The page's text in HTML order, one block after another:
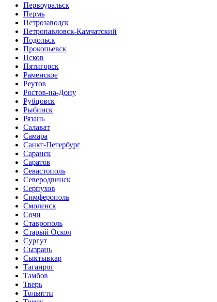
Первоуральск
Пермь
Петрозаводск
Петропавловск-Камчатский
Подольск
Прокопьевск
Псков
Пятигорск
Раменское
Реутов
Ростов-на-Дону
Рубцовск
Рыбинск
Рязань
Салават
Самара
Санкт-Петербург
Саранск
Саратов
Севастополь
Северодвинск
Серпухов
Симферополь
Смоленск
Сочи
Ставрополь
Старый Оскол
Сургут
Сызрань
Сыктывкар
Таганрог
Тамбов
Тверь
Тольятти